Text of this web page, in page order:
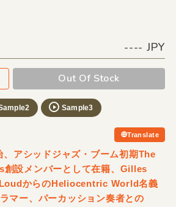
---- JPY
Out Of Stock
Sample3
Translate
アシッドジャズ・ブーム初期The
設メンバーとして在籍、Gilles
からのHeliocentric World名義
マー、パーカッション奏者との